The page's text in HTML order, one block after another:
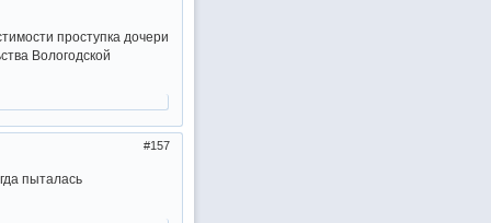
проступка дочери
Вологодской
157
пыталась